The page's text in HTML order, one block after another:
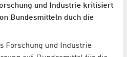
und Industrie kritisiert
Bundesmitteln duch die
Forschung und Industrie